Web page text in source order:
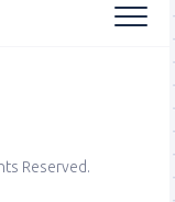
Reserved.